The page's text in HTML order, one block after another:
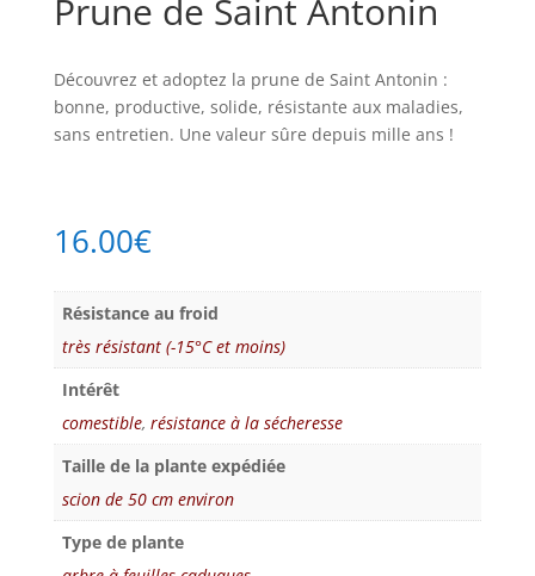
Prune de Saint Antonin
Découvrez et adoptez la prune de Saint Antonin :
bonne, productive, solide, résistante aux maladies,
sans entretien. Une valeur sûre depuis mille ans !
16.00€
Résistance au froid
très résistant (-15°C et moins)
Intérêt
comestible, résistance à la sécheresse
Taille de la plante expédiée
scion de 50 cm environ
Type de plante